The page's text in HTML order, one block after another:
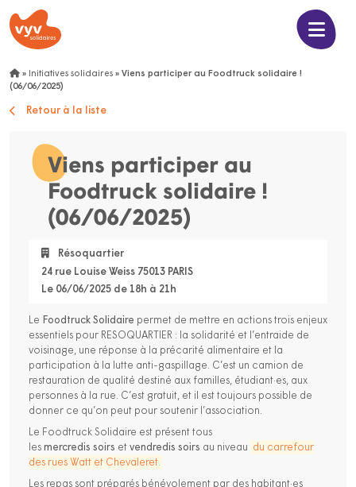
» Initiatives solidaires » Viens participer au Foodtruck solidaire !
(06/06/2025)
Retour à la liste
Viens participer au
Foodtruck solidaire !
(06/06/2025)
Résoquartier
24 rue Louise Weiss 75013 PARIS
Le 06/06/2025 de 18h à 21h
Le Foodtruck Solidaire permet de mettre en actions trois enjeux
essentiels pour RESOQUARTIER : la solidarité et l’entraide de
voisinage, une réponse à la précarité alimentaire et la
participation à la lutte anti-gaspillage. C’est un camion de
restauration de qualité destiné aux familles, étudiant·es, aux
personnes à la rue. C’est gratuit, et il est toujours possible de
donner ce qu’on peut pour soutenir l’association.
Le Foodtruck Solidaire est présent tous
les mercredis soirs et vendredis soirs au niveau
du carrefour
des rues Watt et Chevaleret.
Les repas sont préparés bénévolement par des habitant·es